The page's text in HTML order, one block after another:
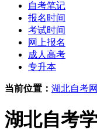
自考笔记
报名时间
考试时间
网上报名
成人高考
专升本
当前位置： 湖北自考网
湖北自考